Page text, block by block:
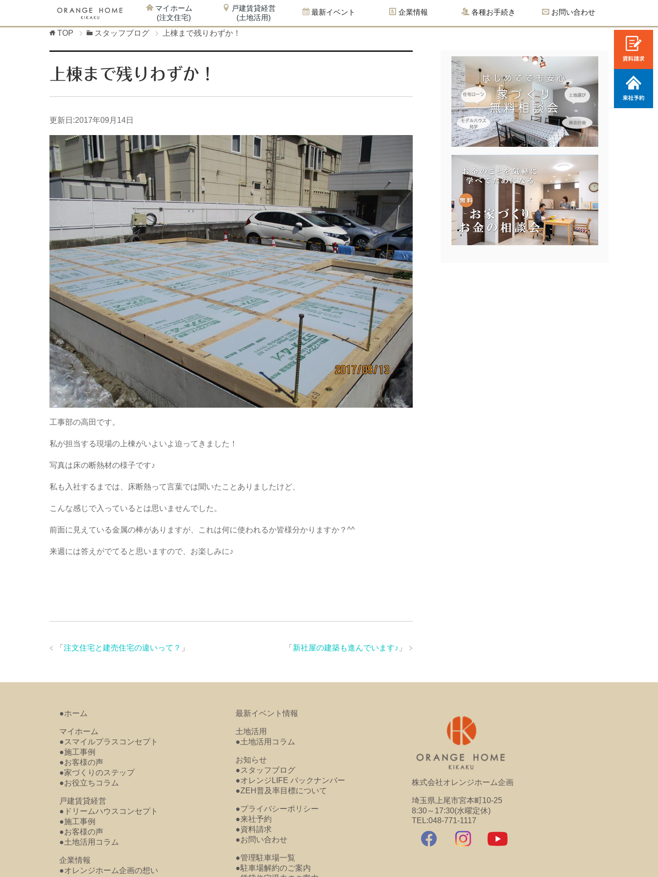
マイホーム
(注文住宅)
戸建賃貸経営
(土地活用)
最新イベント 企業情報 各種お手続き お問い合わせ
TOP スタッフブログ 上棟まで残りわずか！
上棟まで残りわずか！
更新日:2017年09月14日
工事部の高田です。
私が担当する現場の上棟がいよいよ迫ってきました！
写真は床の断熱材の様子です♪
私も入社するまでは、床断熱って言葉では聞いたことありましたけど、
こんな感じで入っているとは思いませんでした。
前面に見えている金属の棒がありますが、これは何に使われるか皆様分かりますか？^^
来週には答えがでてると思いますので、お楽しみに♪
「 新社屋の建築も進んでいます♪ 」
「 注文住宅と建売住宅の違いって？ 」
●ホーム
マイホーム
●スマイルプラスコンセプト
●施工事例
●お客様の声
●家づくりのステップ
●お役立ちコラム
戸建賃貸経営
●ドリームハウスコンセプト
●施工事例
●お客様の声
●土地活用コラム
企業情報
●オレンジホーム企画の想い
最新イベント情報
土地活用
●土地活用コラム
お知らせ
●スタッフブログ
●オレンジLIFE バックナンバー
●ZEH普及率目標について
●プライバシーポリシー
●来社予約
●資料請求
●お問い合わせ
●管理駐車場一覧
●駐車場解約のご案内
株式会社オレンジホーム企画
埼玉県上尾市宮本町10-25
8:30～17:30(水曜定休)
TEL:048-771-1117